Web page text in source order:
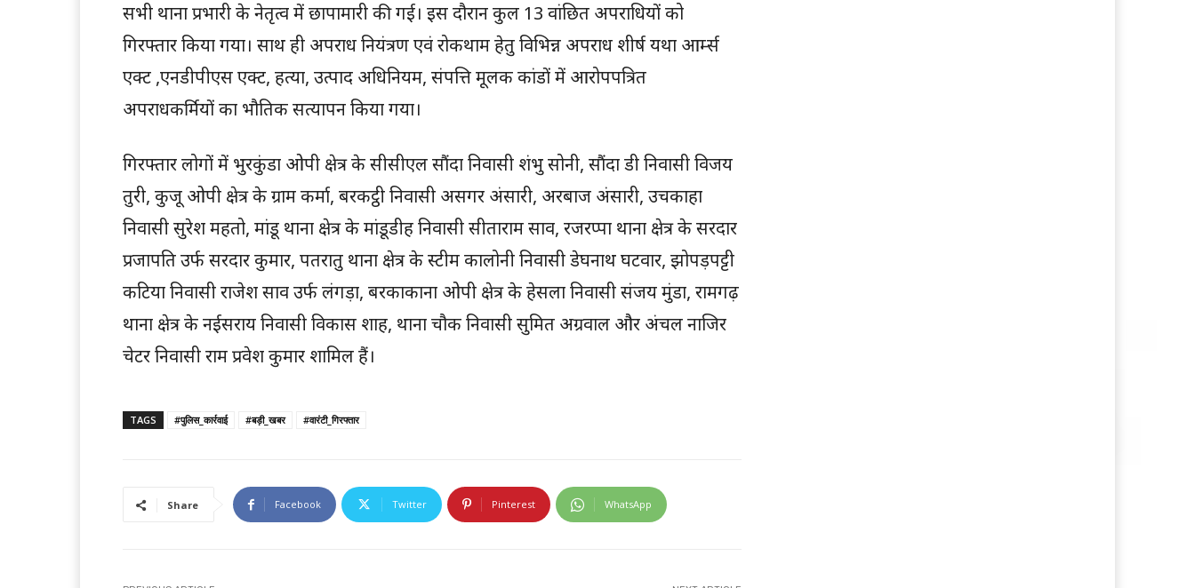
सभी थाना प्रभारी के नेतृत्व में छापामारी की गई। इस दौरान कुल 13 वांछित अपराधियों को
गिरफ्तार किया गया। साथ ही अपराध नियंत्रण एवं रोकथाम हेतु विभिन्न अपराध शीर्ष यथा आर्म्स
एक्ट ,एनडीपीएस एक्ट, हत्या, उत्पाद अधिनियम, संपत्ति मूलक कांडों में आरोपपत्रित
अपराधकर्मियों का भौतिक सत्यापन किया गया।
गिरफ्तार लोगों में भुरकुंडा ओपी क्षेत्र के सीसीएल सौंदा निवासी शंभु सोनी, सौंदा डी निवासी विजय
तुरी, कुजू ओपी क्षेत्र के ग्राम कर्मा, बरकट्ठी निवासी असगर अंसारी, अरबाज अंसारी, उचकाहा
निवासी सुरेश महतो, मांडू थाना क्षेत्र के मांडूडीह निवासी सीताराम साव, रजरप्पा थाना क्षेत्र के सरदार
प्रजापति उर्फ सरदार कुमार, पतरातु थाना क्षेत्र के स्टीम कालोनी निवासी डेघनाथ घटवार, झोपड़पट्टी
कटिया निवासी राजेश साव उर्फ लंगड़ा, बरकाकाना ओपी क्षेत्र के हेसला निवासी संजय मुंडा, रामगढ़
थाना क्षेत्र के नईसराय निवासी विकास शाह, थाना चौक निवासी सुमित अग्रवाल और अंचल नाजिर
चेटर निवासी राम प्रवेश कुमार शामिल हैं।
TAGS #पुलिस_कार्रवाई #बड़ी_खबर #वारंटी_गिरफ्तार
Share Facebook Twitter Pinterest WhatsApp